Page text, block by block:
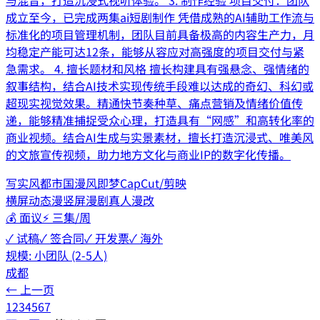
成立至今，已完成两集ai短剧制作 凭借成熟的AI辅助工作流与
标准化的项目管理机制，团队目前具备极高的内容生产力，月
均稳定产能可达12条，能够从容应对高强度的项目交付与紧
急需求。 4. 擅长题材和风格 擅长构建具有强悬念、强情绪的
叙事结构，结合AI技术实现传统手段难以达成的奇幻、科幻或
超现实视觉效果。精通快节奏种草、痛点营销及情绪价值传
递，能够精准捕捉受众心理，打造具有“网感”和高转化率的
商业视频。结合AI生成与实景素材，擅长打造沉浸式、唯美风
的文旅宣传视频，助力地方文化与商业IP的数字化传播。
写实风都市国漫风即梦CapCut/剪映
横屏动态漫竖屏漫剧真人漫改
💰 面议⚡ 三集/周
✓ 试稿✓ 签合同✓ 开发票✓ 海外
规模:小团队 (2-5人)
成都
← 上一页
1234567